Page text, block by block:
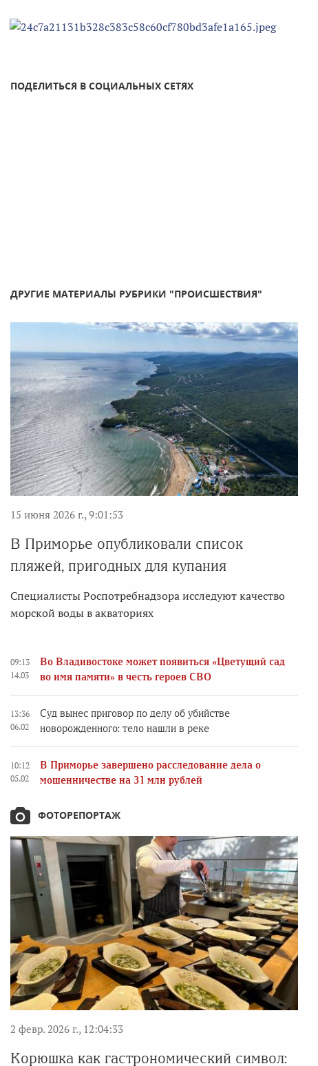
ПОДЕЛИТЬСЯ В СОЦИАЛЬНЫХ СЕТЯХ
ДРУГИЕ МАТЕРИАЛЫ РУБРИКИ "ПРОИСШЕСТВИЯ"
15 июня 2026 г., 9:01:53
В Приморье опубликовали список
пляжей, пригодных для купания
Специалисты Роспотребнадзора исследуют качество
морской воды в акваториях
09:13
14.03
Во Владивостоке может появиться «Цветущий сад
во имя памяти» в честь героев СВО
13:36
06.02
Суд вынес приговор по делу об убийстве
новорожденного: тело нашли в реке
10:12
05.02
В Приморье завершено расследование дела о
мошенничестве на 31 млн рублей
ФОТОРЕПОРТАЖ
2 февр. 2026 г., 12:04:33
Корюшка как гастрономический символ: